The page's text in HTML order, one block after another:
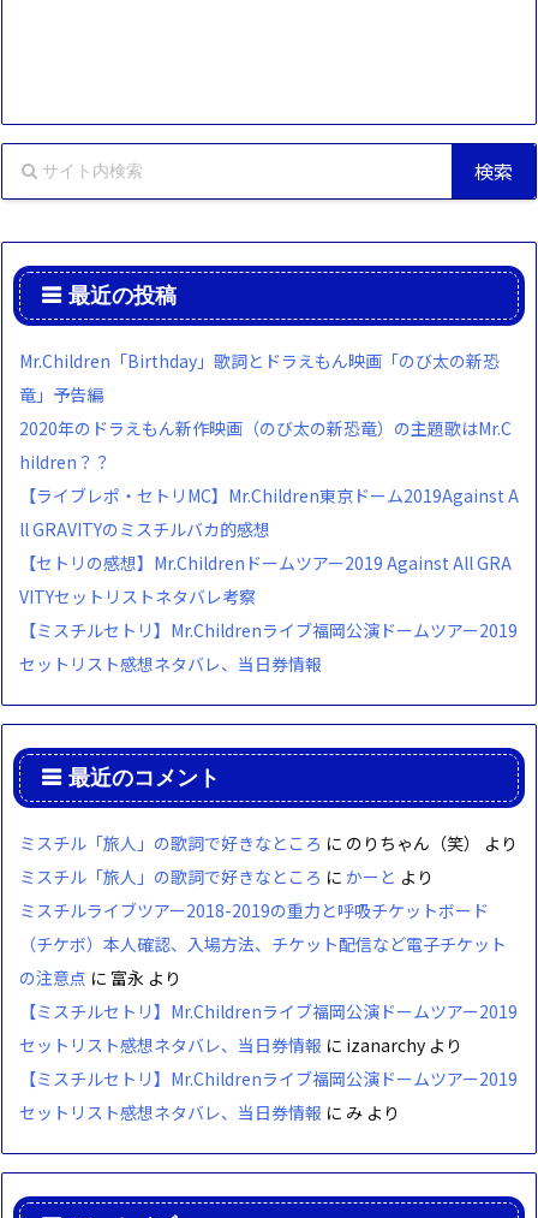
最近の投稿
Mr.Children「Birthday」歌詞とドラえもん映画「のび太の新恐
竜」予告編
2020年のドラえもん新作映画（のび太の新恐竜）の主題歌はMr.C
hildren？？
【ライブレポ・セトリMC】Mr.Children東京ドーム2019Against A
ll GRAVITYのミスチルバカ的感想
【セトリの感想】Mr.Childrenドームツアー2019 Against All GRA
VITYセットリストネタバレ考察
【ミスチルセトリ】Mr.Childrenライブ福岡公演ドームツアー2019
セットリスト感想ネタバレ、当日券情報
最近のコメント
ミスチル「旅人」の歌詞で好きなところ に のりちゃん（笑）
より
ミスチル「旅人」の歌詞で好きなところ に かーと より
ミスチルライブツアー2018-2019の重力と呼吸チケットボード
（チケボ）本人確認、入場方法、チケット配信など電子チケット
の注意点 に 富永 より
【ミスチルセトリ】Mr.Childrenライブ福岡公演ドームツアー2019
セットリスト感想ネタバレ、当日券情報 に izanarchy より
【ミスチルセトリ】Mr.Childrenライブ福岡公演ドームツアー2019
セットリスト感想ネタバレ、当日券情報 に み より